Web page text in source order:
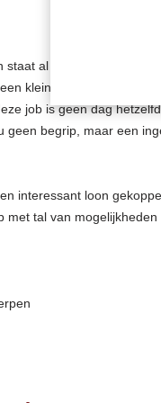
al enkele jaren in
klein team ambulante
job is geen dag
geen begrip, maar een
interessant loon
tal van